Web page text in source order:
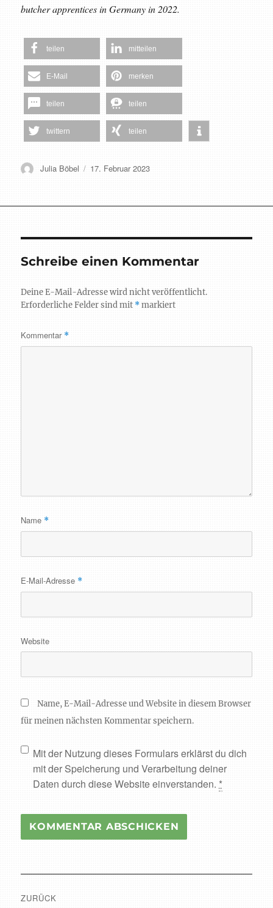
butcher apprentices in Germany in 2022.
teilen mitteilen
E-Mail merken
teilen teilen
twittern teilen
Autor
Julia Böbel
Veröffentlicht
17. Februar 2023
Schreibe einen Kommentar
Deine E-Mail-Adresse wird nicht veröffentlicht.
Erforderliche Felder sind mit *markiert
Kommentar *
Name *
E-Mail-Adresse *
Website
Name, E-Mail-Adresse und Website in diesem Browser
für meinen nächsten Kommentar speichern.
Mit der Nutzung dieses Formulars erklärst du dich
mit der Speicherung und Verarbeitung deiner
Daten durch diese Website einverstanden. *
ZURÜCK